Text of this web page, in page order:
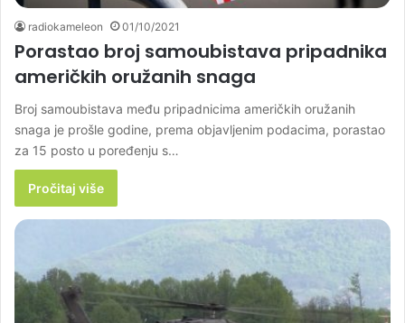
radiokameleon 01/10/2021
Porastao broj samoubistava pripadnika
američkih oružanih snaga
Broj samoubistava među pripadnicima američkih oružanih
snaga je prošle godine, prema objavljenim podacima, porastao
za 15 posto u poređenju s…
Pročitaj više